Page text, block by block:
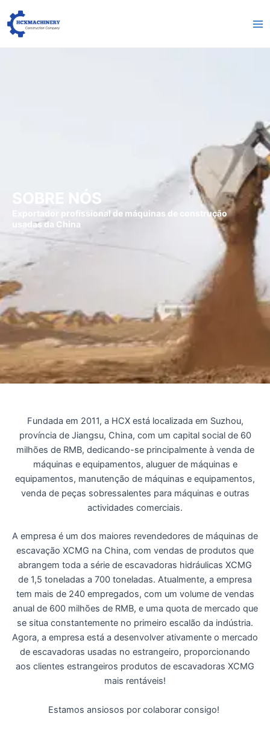
至
SOBRE NÓS
Exportador profissional de máquinas de construção
usadas da China
Fundada em 2011, a HCX está localizada em Suzhou,
província de Jiangsu, China, com um capital social de 60
milhões de RMB, dedicando-se principalmente à venda de
máquinas e equipamentos, aluguer de máquinas e
equipamentos, manutenção de máquinas e equipamentos,
venda de peças sobressalentes para máquinas e outras
actividades comerciais.
A empresa é um dos maiores revendedores de máquinas de
escavação XCMG na China, com vendas de produtos que
abrangem toda a série de escavadoras hidráulicas XCMG
de 1,5 toneladas a 700 toneladas. Atualmente, a empresa
tem mais de 240 empregados, com um volume de vendas
anual de 600 milhões de RMB, e uma quota de mercado que
se situa constantemente no primeiro escalão da indústria.
Agora, a empresa está a desenvolver ativamente o mercado
de escavadoras usadas no estrangeiro, proporcionando
aos clientes estrangeiros produtos de escavadoras XCMG
mais rentáveis!
Estamos ansiosos por colaborar consigo!